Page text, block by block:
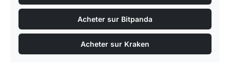
Acheter sur Bitpanda
Acheter sur Kraken